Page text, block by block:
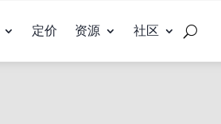
定价 资源 社区